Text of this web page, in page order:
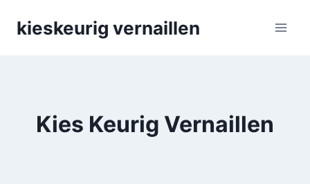
kieskeurig vernaillen
Kies Keurig Vernaillen